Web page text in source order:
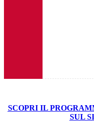
SCOPRI IL
SUL